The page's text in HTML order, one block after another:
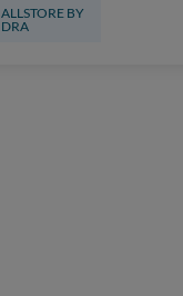
ALLSTORE BY
DRA